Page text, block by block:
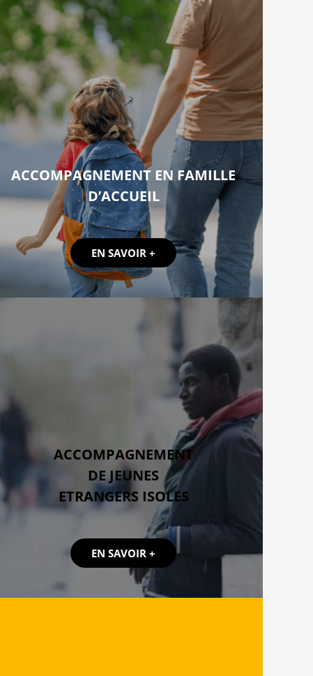
ACCOMPAGNEMENT EN FAMILLE
D’ACCUEIL
EN SAVOIR +
ACCOMPAGNEMENT
DE JEUNES
ETRANGERS ISOLES
EN SAVOIR +